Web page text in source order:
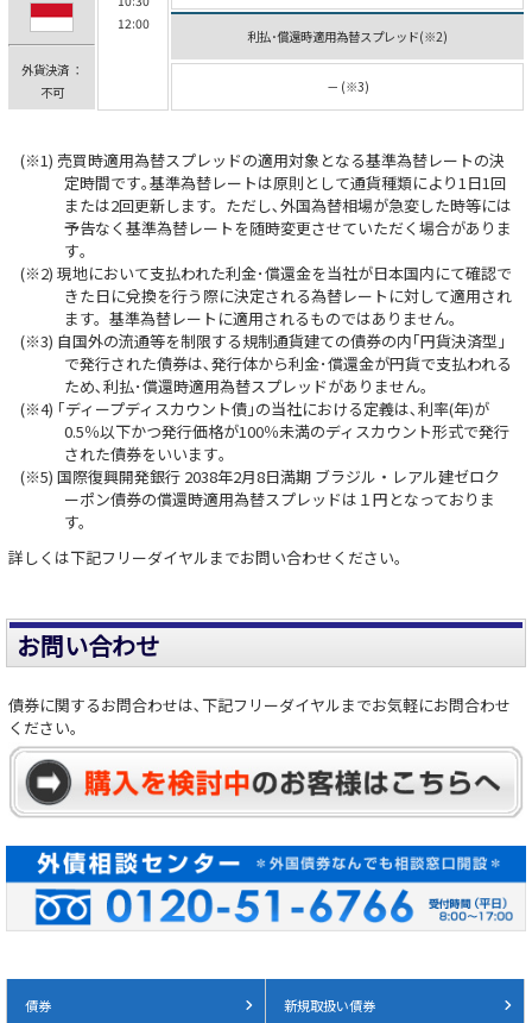
外貨決済 ：
不可
12:00
利払･償還時適用為替スプレッド(※2)
－ (※3)
売買時適用為替スプレッドの適用対象となる基準為替レートの決
定時間です｡基準為替レートは原則として通貨種類により1日1回
または2回更新します。ただし､外国為替相場が急変した時等には
予告なく基準為替レートを随時変更させていただく場合がありま
す｡
現地において支払われた利金･償還金を当社が日本国内にて確認で
きた日に兌換を行う際に決定される為替レートに対して適用され
ます。基準為替レートに適用されるものではありません｡
自国外の流通等を制限する規制通貨建ての債券の内｢円貨決済型｣
で発行された債券は､発行体から利金･償還金が円貨で支払われる
ため､利払･償還時適用為替スプレッドがありません｡
｢ディープディスカウント債｣の当社における定義は､利率(年)が
0.5％以下かつ発行価格が100％未満のディスカウント形式で発行
された債券をいいます｡
国際復興開発銀行 2038年2月8日満期 ブラジル・レアル建ゼロク
ーポン債券の償還時適用為替スプレッドは１円となっておりま
す。
詳しくは下記フリーダイヤルまでお問い合わせください。
お問い合わせ
債券に関するお問合わせは､下記フリーダイヤルまでお気軽にお問合わせ
ください。
債券 新規取扱い債券